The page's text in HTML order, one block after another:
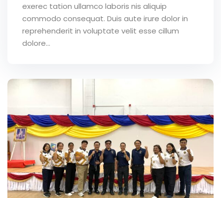
exerec tation ullamco laboris nis aliquip
commodo consequat. Duis aute irure dolor in
reprehenderit in voluptate velit esse cillum
dolore...